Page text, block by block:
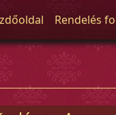
Rendelés